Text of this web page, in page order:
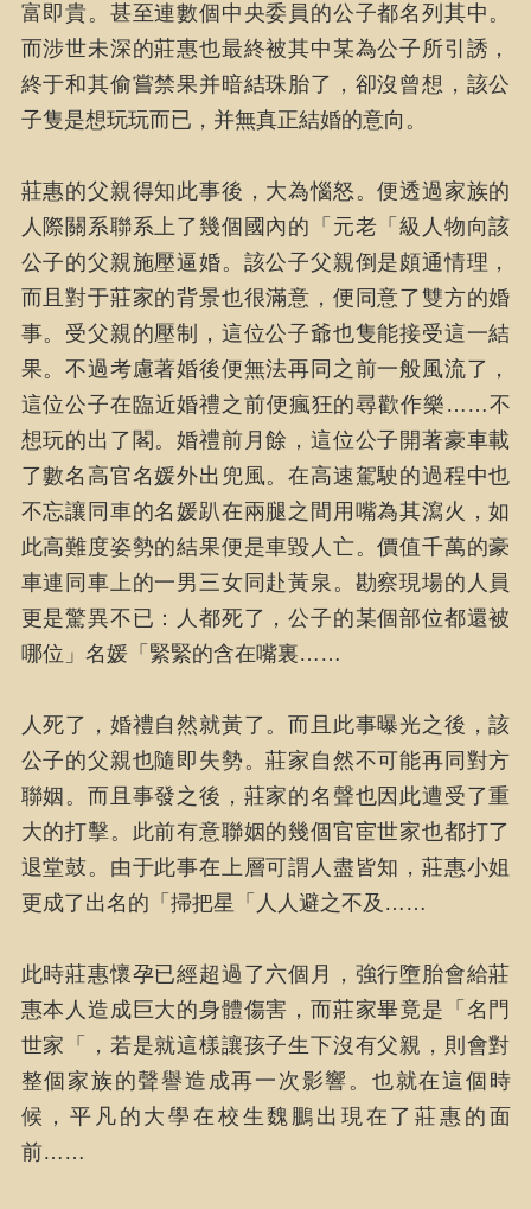
富即貴。甚至連數個中央委員的公子都名列其中。
而涉世未深的莊惠也最終被其中某為公子所引誘，
終于和其偷嘗禁果并暗結珠胎了，卻沒曾想，該公
子隻是想玩玩而已，并無真正結婚的意向。
莊惠的父親得知此事後，大為惱怒。便透過家族的
人際關系聯系上了幾個國內的「元老「級人物向該
公子的父親施壓逼婚。該公子父親倒是頗通情理，
而且對于莊家的背景也很滿意，便同意了雙方的婚
事。受父親的壓制，這位公子爺也隻能接受這一結
果。不過考慮著婚後便無法再同之前一般風流了，
這位公子在臨近婚禮之前便瘋狂的尋歡作樂……不
想玩的出了閣。婚禮前月餘，這位公子開著豪車載
了數名高官名媛外出兜風。在高速駕駛的過程中也
不忘讓同車的名媛趴在兩腿之間用嘴為其瀉火，如
此高難度姿勢的結果便是車毀人亡。價值千萬的豪
車連同車上的一男三女同赴黃泉。勘察現場的人員
更是驚異不已：人都死了，公子的某個部位都還被
哪位」名媛「緊緊的含在嘴裏……
人死了，婚禮自然就黃了。而且此事曝光之後，該
公子的父親也隨即失勢。莊家自然不可能再同對方
聯姻。而且事發之後，莊家的名聲也因此遭受了重
大的打擊。此前有意聯姻的幾個官宦世家也都打了
退堂鼓。由于此事在上層可謂人盡皆知，莊惠小姐
更成了出名的「掃把星「人人避之不及……
此時莊惠懷孕已經超過了六個月，強行墮胎會給莊
惠本人造成巨大的身體傷害，而莊家畢竟是「名門
世家「，若是就這樣讓孩子生下沒有父親，則會對
整個家族的聲譽造成再一次影響。也就在這個時
候，平凡的大學在校生魏鵬出現在了莊惠的面
前……